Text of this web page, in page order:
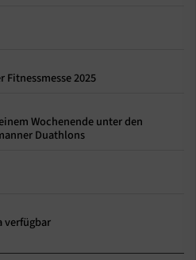
2025
Wochenende unter den
Duathlons
verfügbar